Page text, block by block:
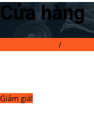
Cửa hàng
/
Giảm giá!